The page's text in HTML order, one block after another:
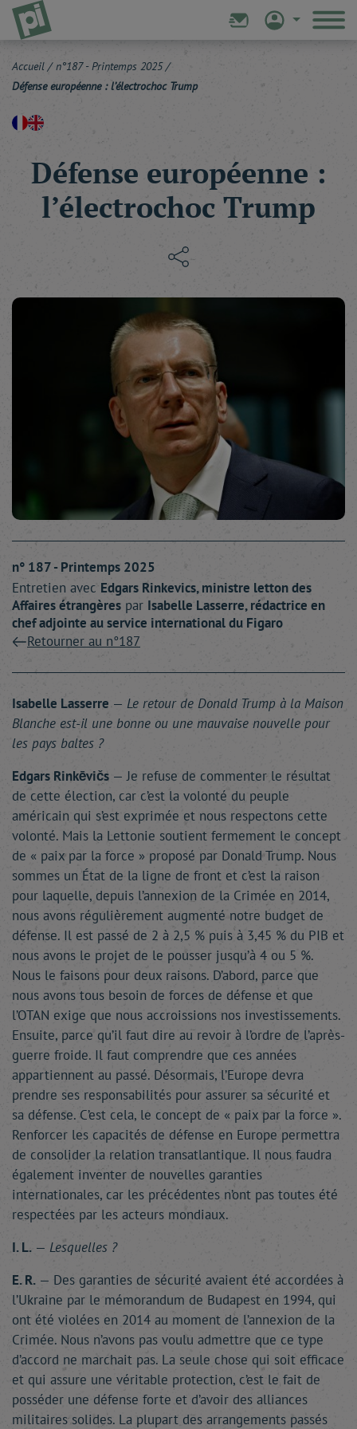
Accueil / n°187 - Printemps 2025/
Défense européenne : l’électrochoc Trump
Défense européenne :
l’électrochoc Trump
n° 187 - Printemps 2025
Entretien avec Edgars Rinkevics, ministre letton des
Affaires étrangères par Isabelle Lasserre, rédactrice en
chef adjointe au service international du Figaro
Retourner au n°187
Isabelle Lasserre — Le retour de Donald Trump à la Maison
Blanche est-il une bonne ou une mauvaise nouvelle pour
les pays baltes ?
Edgars Rinkēvičs — Je refuse de commenter le résultat
de cette élection, car c’est la volonté du peuple
américain qui s’est exprimée et nous respectons cette
volonté. Mais la Lettonie soutient fermement le concept
de « paix par la force » proposé par Donald Trump. Nous
sommes un État de la ligne de front et c’est la raison
pour laquelle, depuis l’annexion de la Crimée en 2014,
nous avons régulièrement augmenté notre budget de
défense. Il est passé de 2 à 2,5 % puis à 3,45 % du PIB et
nous avons le projet de le pousser jusqu’à 4 ou 5 %.
Nous le faisons pour deux raisons. D’abord, parce que
nous avons tous besoin de forces de défense et que
l’OTAN exige que nous accroissions nos investissements.
Ensuite, parce qu’il faut dire au revoir à l’ordre de l’après-
guerre froide. Il faut comprendre que ces années
appartiennent au passé. Désormais, l’Europe devra
prendre ses responsabilités pour assurer sa sécurité et
sa défense. C’est cela, le concept de « paix par la force ».
Renforcer les capacités de défense en Europe permettra
de consolider la relation transatlantique. Il nous faudra
également inventer de nouvelles garanties
internationales, car les précédentes n’ont pas toutes été
respectées par les acteurs mondiaux.
I. L. — Lesquelles ?
E. R. — Des garanties de sécurité avaient été accordées à
l’Ukraine par le mémorandum de Budapest en 1994, qui
ont été violées en 2014 au moment de l’annexion de la
Crimée. Nous n’avons pas voulu admettre que ce type
d’accord ne marchait pas. La seule chose qui soit efficace
et qui assure une véritable protection, c’est le fait de
posséder une défense forte et d’avoir des alliances
militaires solides. La plupart des arrangements passés